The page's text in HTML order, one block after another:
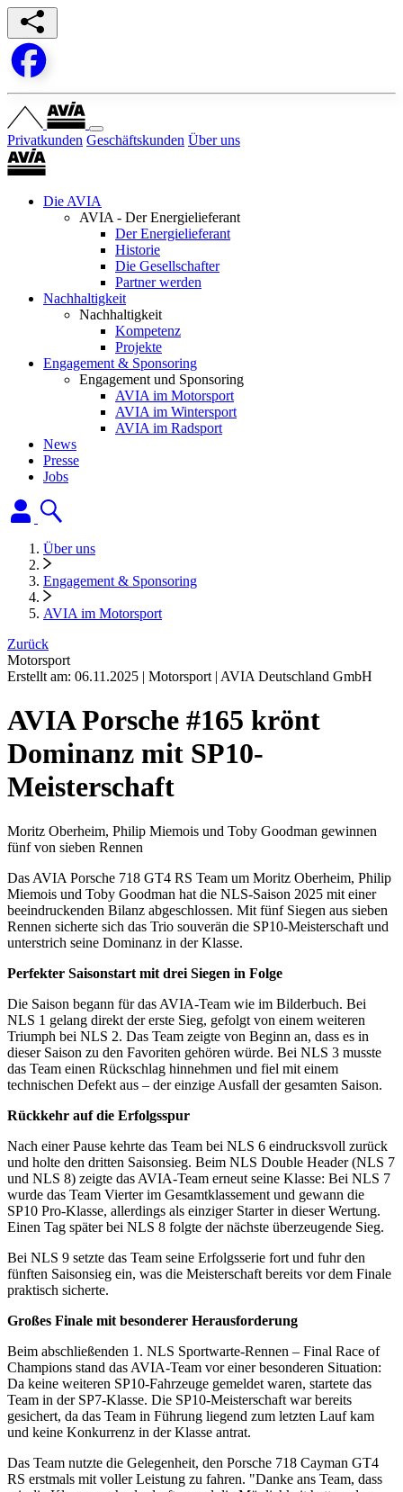
Privatkunden Geschäftskunden Über uns
Die AVIA
AVIA - Der Energielieferant
Der Energielieferant
Historie
Die Gesellschafter
Partner werden
Nachhaltigkeit
Nachhaltigkeit
Kompetenz
Projekte
Engagement & Sponsoring
Engagement und Sponsoring
AVIA im Motorsport
AVIA im Wintersport
AVIA im Radsport
News
Presse
Jobs
Über uns
Engagement & Sponsoring
AVIA im Motorsport
Zurück
Motorsport
Erstellt am: 06.11.2025 | Motorsport | AVIA Deutschland GmbH
AVIA Porsche #165 krönt
Dominanz mit SP10-
Meisterschaft
Moritz Oberheim, Philip Miemois und Toby Goodman gewinnen
fünf von sieben Rennen
Das AVIA Porsche 718 GT4 RS Team um Moritz Oberheim, Philip
Miemois und Toby Goodman hat die NLS-Saison 2025 mit einer
beeindruckenden Bilanz abgeschlossen. Mit fünf Siegen aus sieben
Rennen sicherte sich das Trio souverän die SP10-Meisterschaft und
unterstrich seine Dominanz in der Klasse.
Perfekter Saisonstart mit drei Siegen in Folge
Die Saison begann für das AVIA-Team wie im Bilderbuch. Bei
NLS 1 gelang direkt der erste Sieg, gefolgt von einem weiteren
Triumph bei NLS 2. Das Team zeigte von Beginn an, dass es in
dieser Saison zu den Favoriten gehören würde. Bei NLS 3 musste
das Team einen Rückschlag hinnehmen und fiel mit einem
technischen Defekt aus – der einzige Ausfall der gesamten Saison.
Rückkehr auf die Erfolgsspur
Nach einer Pause kehrte das Team bei NLS 6 eindrucksvoll zurück
und holte den dritten Saisonsieg. Beim NLS Double Header (NLS 7
und NLS 8) zeigte das AVIA-Team erneut seine Klasse: Bei NLS 7
wurde das Team Vierter im Gesamtklassement und gewann die
SP10 Pro-Klasse, allerdings als einziger Starter in dieser Wertung.
Einen Tag später bei NLS 8 folgte der nächste überzeugende Sieg.
Bei NLS 9 setzte das Team seine Erfolgsserie fort und fuhr den
fünften Saisonsieg ein, was die Meisterschaft bereits vor dem Finale
praktisch sicherte.
Großes Finale mit besonderer Herausforderung
Beim abschließenden 1. NLS Sportwarte-Rennen – Final Race of
Champions stand das AVIA-Team vor einer besonderen Situation:
Da keine weiteren SP10-Fahrzeuge gemeldet waren, startete das
Team in der SP7-Klasse. Die SP10-Meisterschaft war bereits
gesichert, da das Team in Führung liegend zum letzten Lauf kam
und keine Konkurrenz in der Klasse antrat.
Das Team nutzte die Gelegenheit, den Porsche 718 Cayman GT4
RS erstmals mit voller Leistung zu fahren. "Danke ans Team, dass